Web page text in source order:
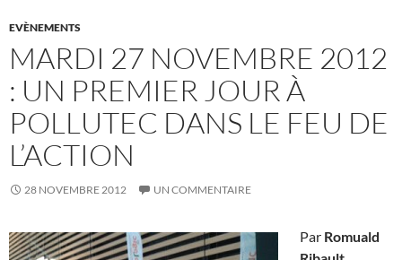
EVÈNEMENTS
MARDI 27 NOVEMBRE 2012
: UN PREMIER JOUR À
POLLUTEC DANS LE FEU DE
L’ACTION
28 NOVEMBRE 2012 UN COMMENTAIRE
Par Romuald